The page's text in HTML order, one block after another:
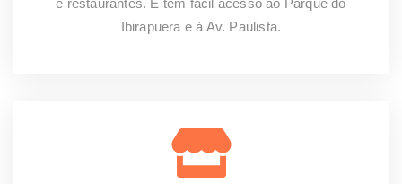
Ibirapuera e à Av. Paulista.